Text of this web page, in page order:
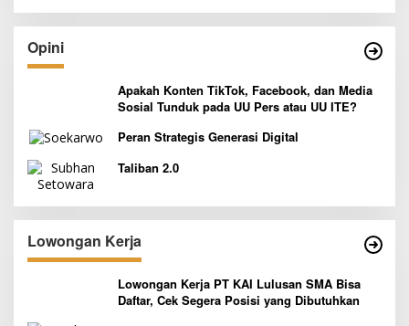
Opini
Apakah Konten TikTok, Facebook, dan Media
Sosial Tunduk pada UU Pers atau UU ITE?
Peran Strategis Generasi Digital
Taliban 2.0
Lowongan Kerja
Lowongan Kerja PT KAI Lulusan SMA Bisa
Daftar, Cek Segera Posisi yang Dibutuhkan